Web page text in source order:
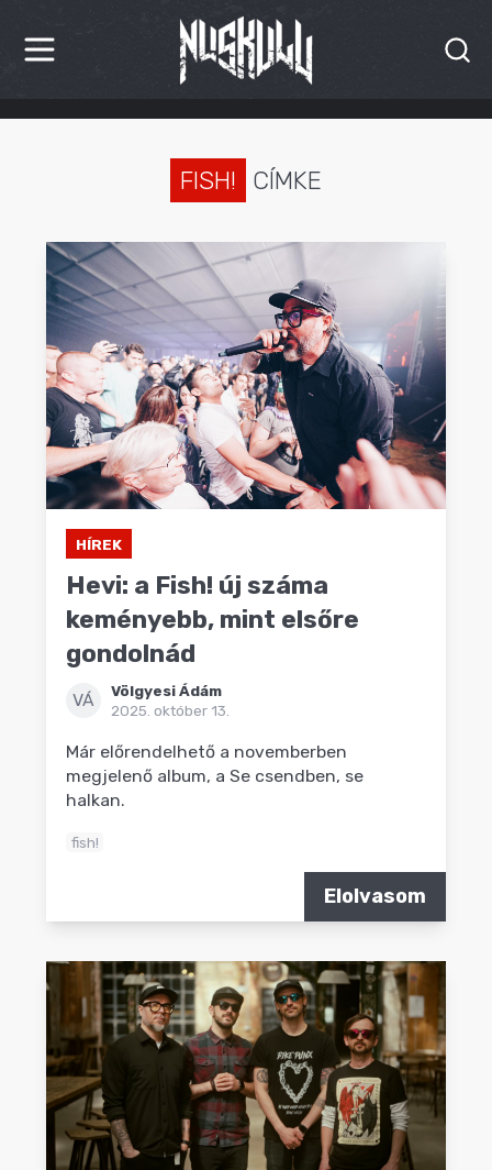
HÍREK
INTERJÚK
PREMIEREK
KULT
MÁSVILÁG
BLOG
FISH! CÍMKE
HÍREK
Hevi: a Fish! új száma
keményebb, mint elsőre
gondolnád
VÁ
Völgyesi Ádám
2025. október 13.
Már előrendelhető a novemberben
megjelenő album, a Se csendben, se
halkan.
fish!
Elolvasom